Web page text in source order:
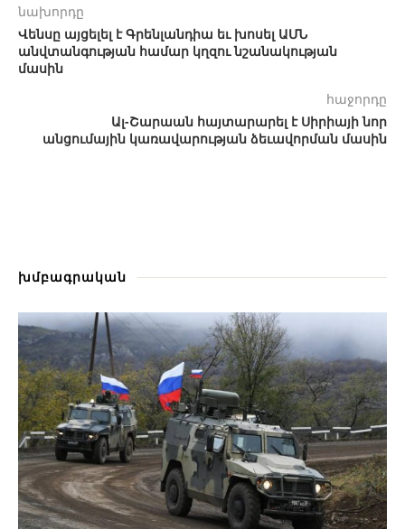
նախորդը
Վենսը այցելել է Գրենլանդիա եւ խոսել ԱՄՆ
անվտանգության համար կղզու նշանակության
մասին
հաջորդը
Ալ-Շարաան հայտարարել է Սիրիայի նոր
անցումային կառավարության ձեւավորման մասին
խմբագրական